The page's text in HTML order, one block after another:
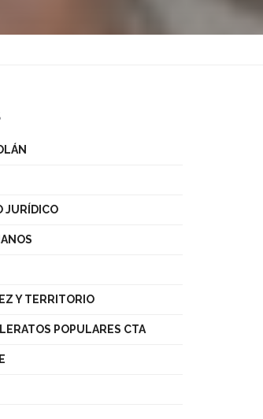
JURÍDICO
Y TERRITORIO
POPULARES CTA